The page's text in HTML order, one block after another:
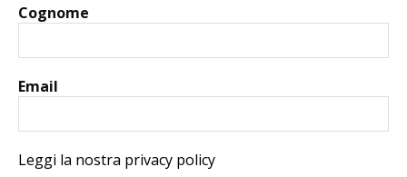
Cognome
Email
Leggi la nostra privacy policy